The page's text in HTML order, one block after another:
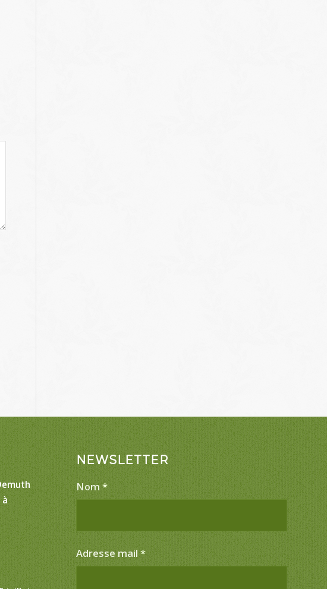
NEWSLETTER
Nom*
Adresse mail*